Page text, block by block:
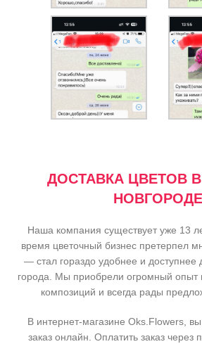
ДОСТАВКА ЦВЕТОВ
НОВГОРОДЕ
Наша компания существует уже 13
время цветочный бизнес претерпел
— стал гораздо удобнее и доступнее
города. Мы приобрели огромный опыт
композиций и всегда рады
В интернет-магазине Oks.Flowers,
заказ онлайн. Оплатить заказ через